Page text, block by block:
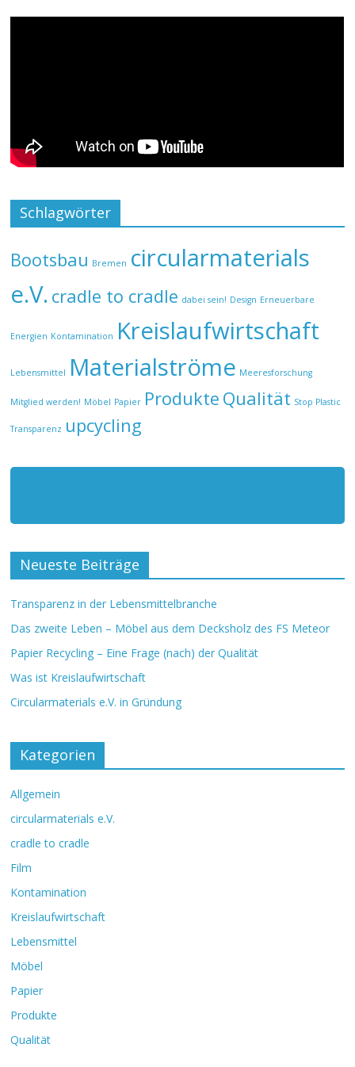
Schlagwörter
Bootsbau Bremen circularmaterials
e.V. cradle to cradle dabei sein! Design Erneuerbare
Energien Kontamination Kreislaufwirtschaft
Lebensmittel Materialströme Meeresforschung
Mitglied werden! Möbel Papier Produkte Qualität Stop Plastic
Transparenz upcycling
Neueste Beiträge
Transparenz in der Lebensmittelbranche
Das zweite Leben – Möbel aus dem Decksholz des FS Meteor
Papier Recycling – Eine Frage (nach) der Qualität
Was ist Kreislaufwirtschaft
Circularmaterials e.V. in Gründung
Kategorien
Allgemein
circularmaterials e.V.
cradle to cradle
Film
Kontamination
Kreislaufwirtschaft
Lebensmittel
Möbel
Papier
Produkte
Qualität